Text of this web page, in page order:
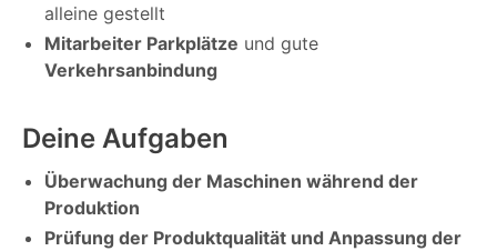
alleine gestellt
Mitarbeiter Parkplätze und gute
Verkehrsanbindung
Deine Aufgaben
Überwachung der Maschinen während der
Produktion
Prüfung der Produktqualität und Anpassung der